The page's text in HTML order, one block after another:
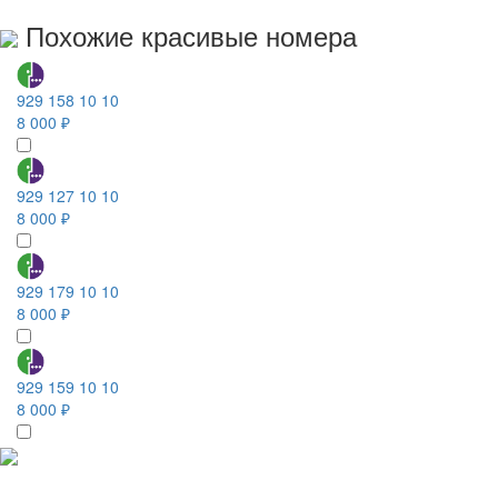
Похожие красивые номера
929 158 10 10
8 000 ₽
929 127 10 10
8 000 ₽
929 179 10 10
8 000 ₽
929 159 10 10
8 000 ₽